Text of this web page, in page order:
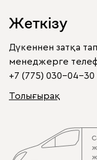
Жеткізу
Дүкеннен затқа
менеджерге
+7 (775) 030-04-30
Толығырақ